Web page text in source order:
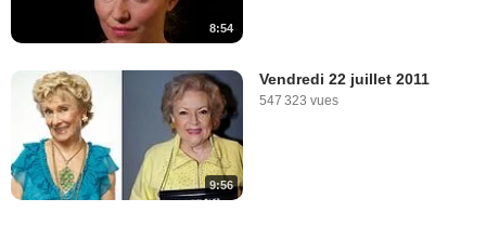
8:54
9:56
Vendredi 22 juillet 2011
547 323 vues